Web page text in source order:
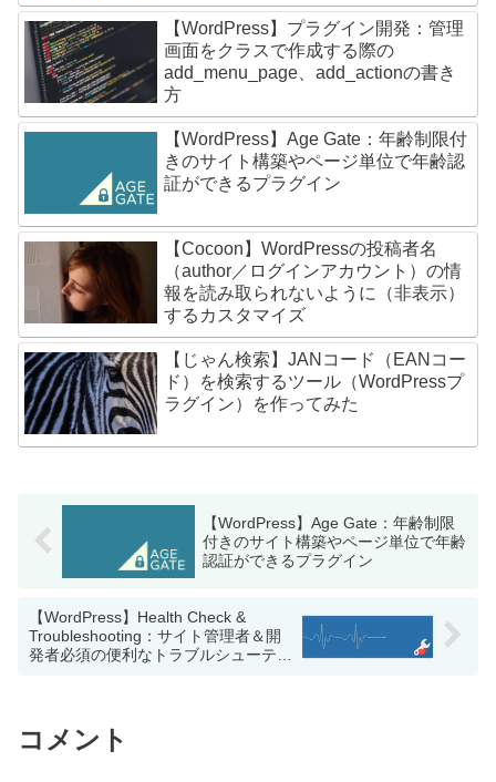
【WordPress】プラグイン開発：管理
画面をクラスで作成する際の
add_menu_page、add_actionの書き
方
【WordPress】Age Gate：年齢制限付
きのサイト構築やページ単位で年齢認
証ができるプラグイン
【Cocoon】WordPressの投稿者名
（author／ログインアカウント）の情
報を読み取られないように（非表示）
するカスタマイズ
【じゃん検索】JANコード（EANコー
ド）を検索するツール（WordPressプ
ラグイン）を作ってみた
【WordPress】Age Gate：年齢制限
付きのサイト構築やページ単位で年齢
認証ができるプラグイン
【WordPress】Health Check &
Troubleshooting：サイト管理者＆開
発者必須の便利なトラブルシューティ
コメント